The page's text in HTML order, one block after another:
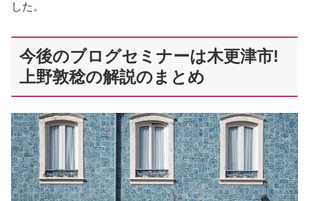
した。
今後のブログセミナーは木更津市!
上野敦稔の解説のまとめ